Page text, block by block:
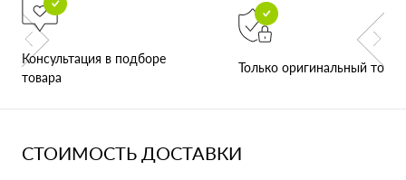
Консультация в подборе
товара
Только оригинальный товар
СТОИМОСТЬ ДОСТАВКИ